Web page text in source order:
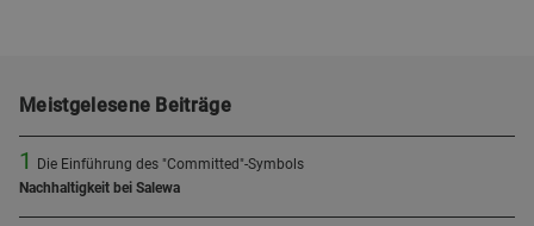
Meistgelesene Beiträge
1
Die Einführung des "Committed"-Symbols
Nachhaltigkeit bei Salewa